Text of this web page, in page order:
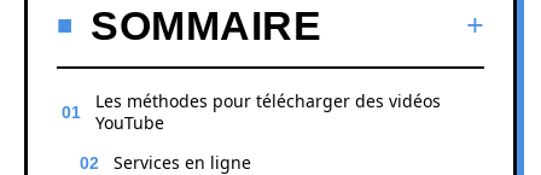
SOMMAIRE
Les méthodes pour télécharger des vidéos
YouTube
Services en ligne